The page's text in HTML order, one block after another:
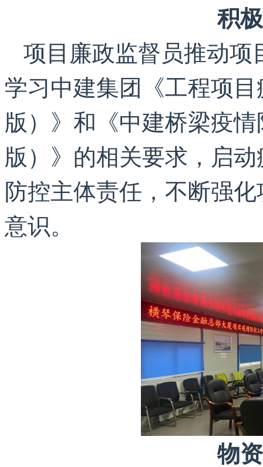
积
项目廉政监督员推动
学习中建集团《工程项
版）》和《中建桥梁疫
版）》的相关要求，启
防控主体责任，不断强
意识。
物